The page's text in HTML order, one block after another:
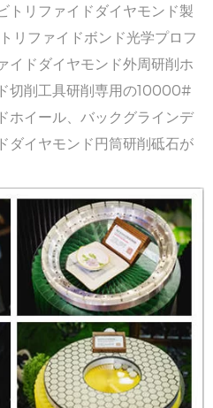
トリファイドダイヤモンド製
リファイドボンド光学プロフ
イドダイヤモンド外周研削ホ
切削工具研削専用の10000#
ホイール、バックグラインデ
ダイヤモンド円筒研削砥石が